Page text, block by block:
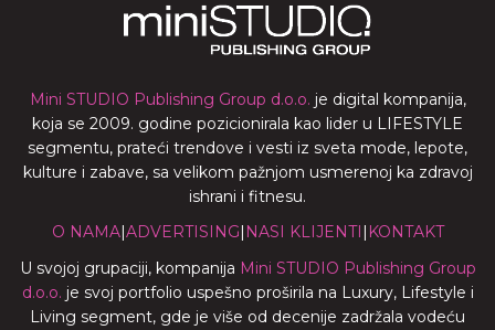
Mini STUDIO Publishing Group d.o.o. je digital kompanija,
koja se 2009. godine pozicionirala kao lider u LIFESTYLE
segmentu, prateći trendove i vesti iz sveta mode, lepote,
kulture i zabave, sa velikom pažnjom usmerenoj ka zdravoj
ishrani i fitnesu.
O NAMA| ADVERTISING NASI KLIJENTI
KONTAKT
U svojoj grupaciji, kompanija Mini STUDIO Publishing Group
d.o.o. je svoj portfolio uspešno proširila na Luxury, Lifestyle i
Living segment, gde je više od decenije zadržala vodeću